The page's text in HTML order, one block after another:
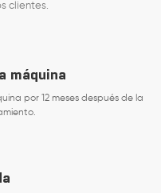
clientes.
máquina
por 12 meses después de la